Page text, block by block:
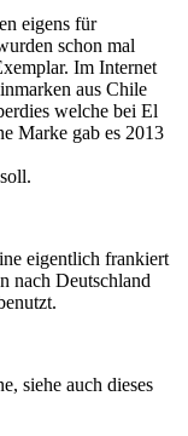
eigens für
schon mal
Im Internet
aus Chile
welche bei El
Marke gab es 2013
eigentlich frankiert
nach Deutschland
siehe auch dieses